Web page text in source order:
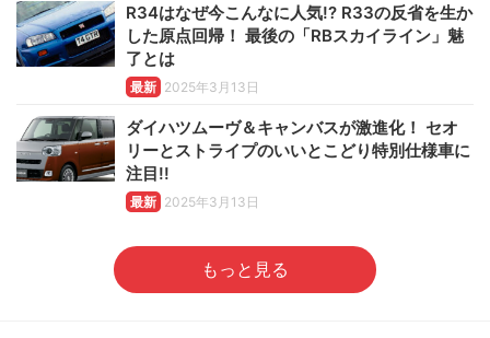
R34はなぜ今こんなに人気!? R33の反省を生か
した原点回帰！ 最後の「RBスカイライン」魅
了とは
最新 2025年3月13日
ダイハツムーヴ＆キャンバスが激進化！ セオ
リーとストライプのいいとこどり特別仕様車に
注目!!
最新 2025年3月13日
もっと見る